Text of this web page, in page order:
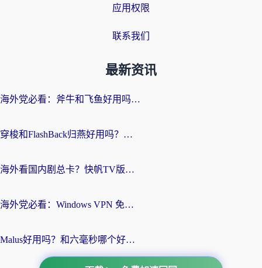
应用权限
联系我们
最新资讯
海外党必看：斧牛和飞鱼好用吗？3步选对回国加速器，无缝刷剧玩国服
穿梭和FlashBack归燕好用吗？海外党亲测3款热门回国加速器，教你选对不踩坑
海外看国内剧总卡？快帆TV版VPN好用吗？和快滚VPN对比哪个回国效果更好？
海外党必看：Windows VPN 免费？别踩坑！教你选对好用的国内加速器无缝回国
Malus好用吗？和六毫秒哪个好？海外党选回国加速器的避坑指南